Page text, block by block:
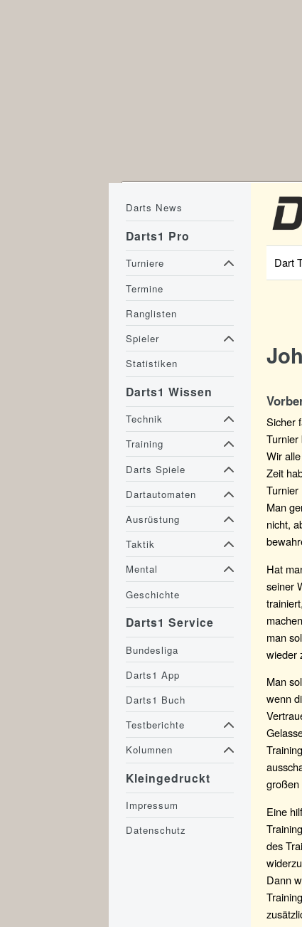
Dart
Sicher
Turnier
Wir
Zeit
Turnier
Man
nicht,
Hat
seiner
man
wieder
Man
wenn
großen
Eine
des
Dann
Darts News
Darts1 Pro
Turniere
Termine
Ranglisten
Spieler
Statistiken
Darts1 Wissen
Technik
Training
Darts Spiele
Dartautomaten
Ausrüstung
Taktik
Mental
Geschichte
Darts1 Service
Bundesliga
Darts1 App
Darts1 Buch
Testberichte
Kolumnen
Kleingedruckt
Impressum
Datenschutz